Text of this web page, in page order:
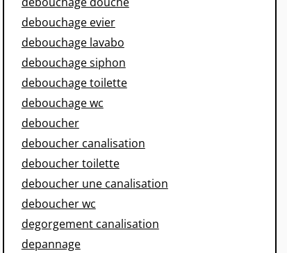
debouchage evier
debouchage lavabo
debouchage siphon
debouchage toilette
debouchage wc
deboucher
deboucher canalisation
deboucher toilette
deboucher une canalisation
deboucher wc
degorgement canalisation
depannage